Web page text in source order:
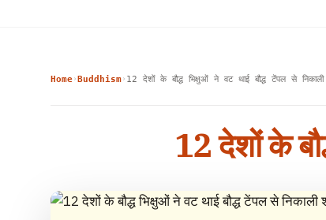
Home›Buddhism› 12 देशों के बौद्ध भिक्षुओं ने वट थाई बौद्ध टेंपल से निकाली
12 देशों के